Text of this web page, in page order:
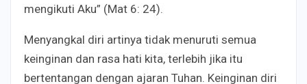
mengikuti Aku” (Mat 6: 24).
Menyangkal diri artinya tidak menuruti semua
keinginan dan rasa hati kita, terlebih jika itu
bertentangan dengan ajaran Tuhan. Keinginan diri